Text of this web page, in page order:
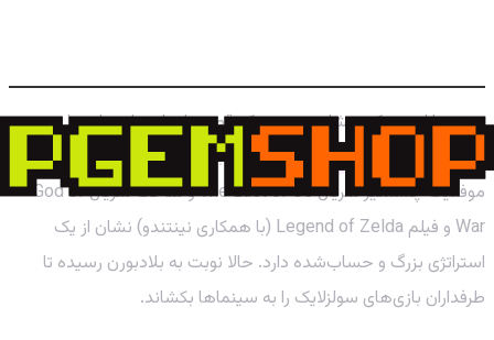
سونی با این حرکت نشان می‌دهد که قصد دارد از تمام پتانسیل
عناوین انحصاری
پلی استیشن خود برای فتح گیشه استفاده کند.
موفقیت چشمگیر سریال The Last of Us و ساخت سریال God of
War و فیلم Legend of Zelda (با همکاری نینتندو) نشان از یک
استراتژی بزرگ و حساب‌شده دارد. حالا نوبت به بلادبورن رسیده تا
طرفداران بازی‌های سولزلایک را به سینماها بکشاند.